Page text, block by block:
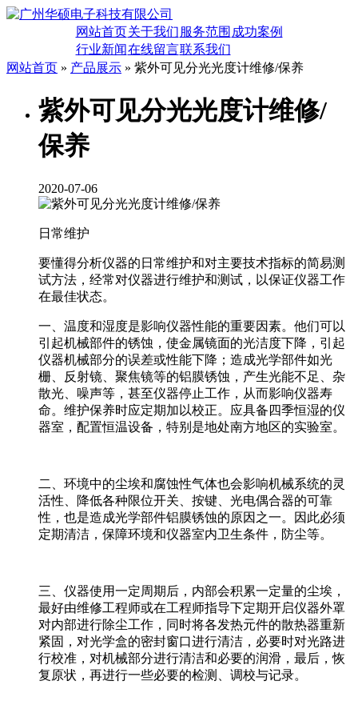
网站首页关于我们 服务范围 成功案例
行业新闻在线留言联系我们
网站首页 » 产品展示 » 紫外可见分光光度计维修/保养
紫外可见分光光度计维修/
保养
2020-07-06
日常维护
要懂得分析仪器的日常维护和对主要技术指标的简易测
试方法，经常对仪器进行维护和测试，以保证仪器工作
在最佳状态。
一、温度和湿度是影响仪器性能的重要因素。他们可以
引起机械部件的锈蚀，使金属镜面的光洁度下降，引起
仪器机械部分的误差或性能下降；造成光学部件如光
栅、反射镜、聚焦镜等的铝膜锈蚀，产生光能不足、杂
散光、噪声等，甚至仪器停止工作，从而影响仪器寿
命。维护保养时应定期加以校正。应具备四季恒湿的仪
器室，配置恒温设备，特别是地处南方地区的实验室。
二、环境中的尘埃和腐蚀性气体也会影响机械系统的灵
活性、降低各种限位开关、按键、光电偶合器的可靠
性，也是造成光学部件铝膜锈蚀的原因之一。因此必须
定期清洁，保障环境和仪器室内卫生条件，防尘等。
三、仪器使用一定周期后，内部会积累一定量的尘埃，
最好由维修工程师或在工程师指导下定期开启仪器外罩
对内部进行除尘工作，同时将各发热元件的散热器重新
紧固，对光学盒的密封窗口进行清洁，必要时对光路进
行校准，对机械部分进行清洁和必要的润滑，最后，恢
复原状，再进行一些必要的检测、调校与记录。